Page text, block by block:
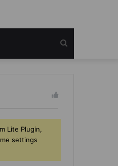
Lite Plugin,
settings